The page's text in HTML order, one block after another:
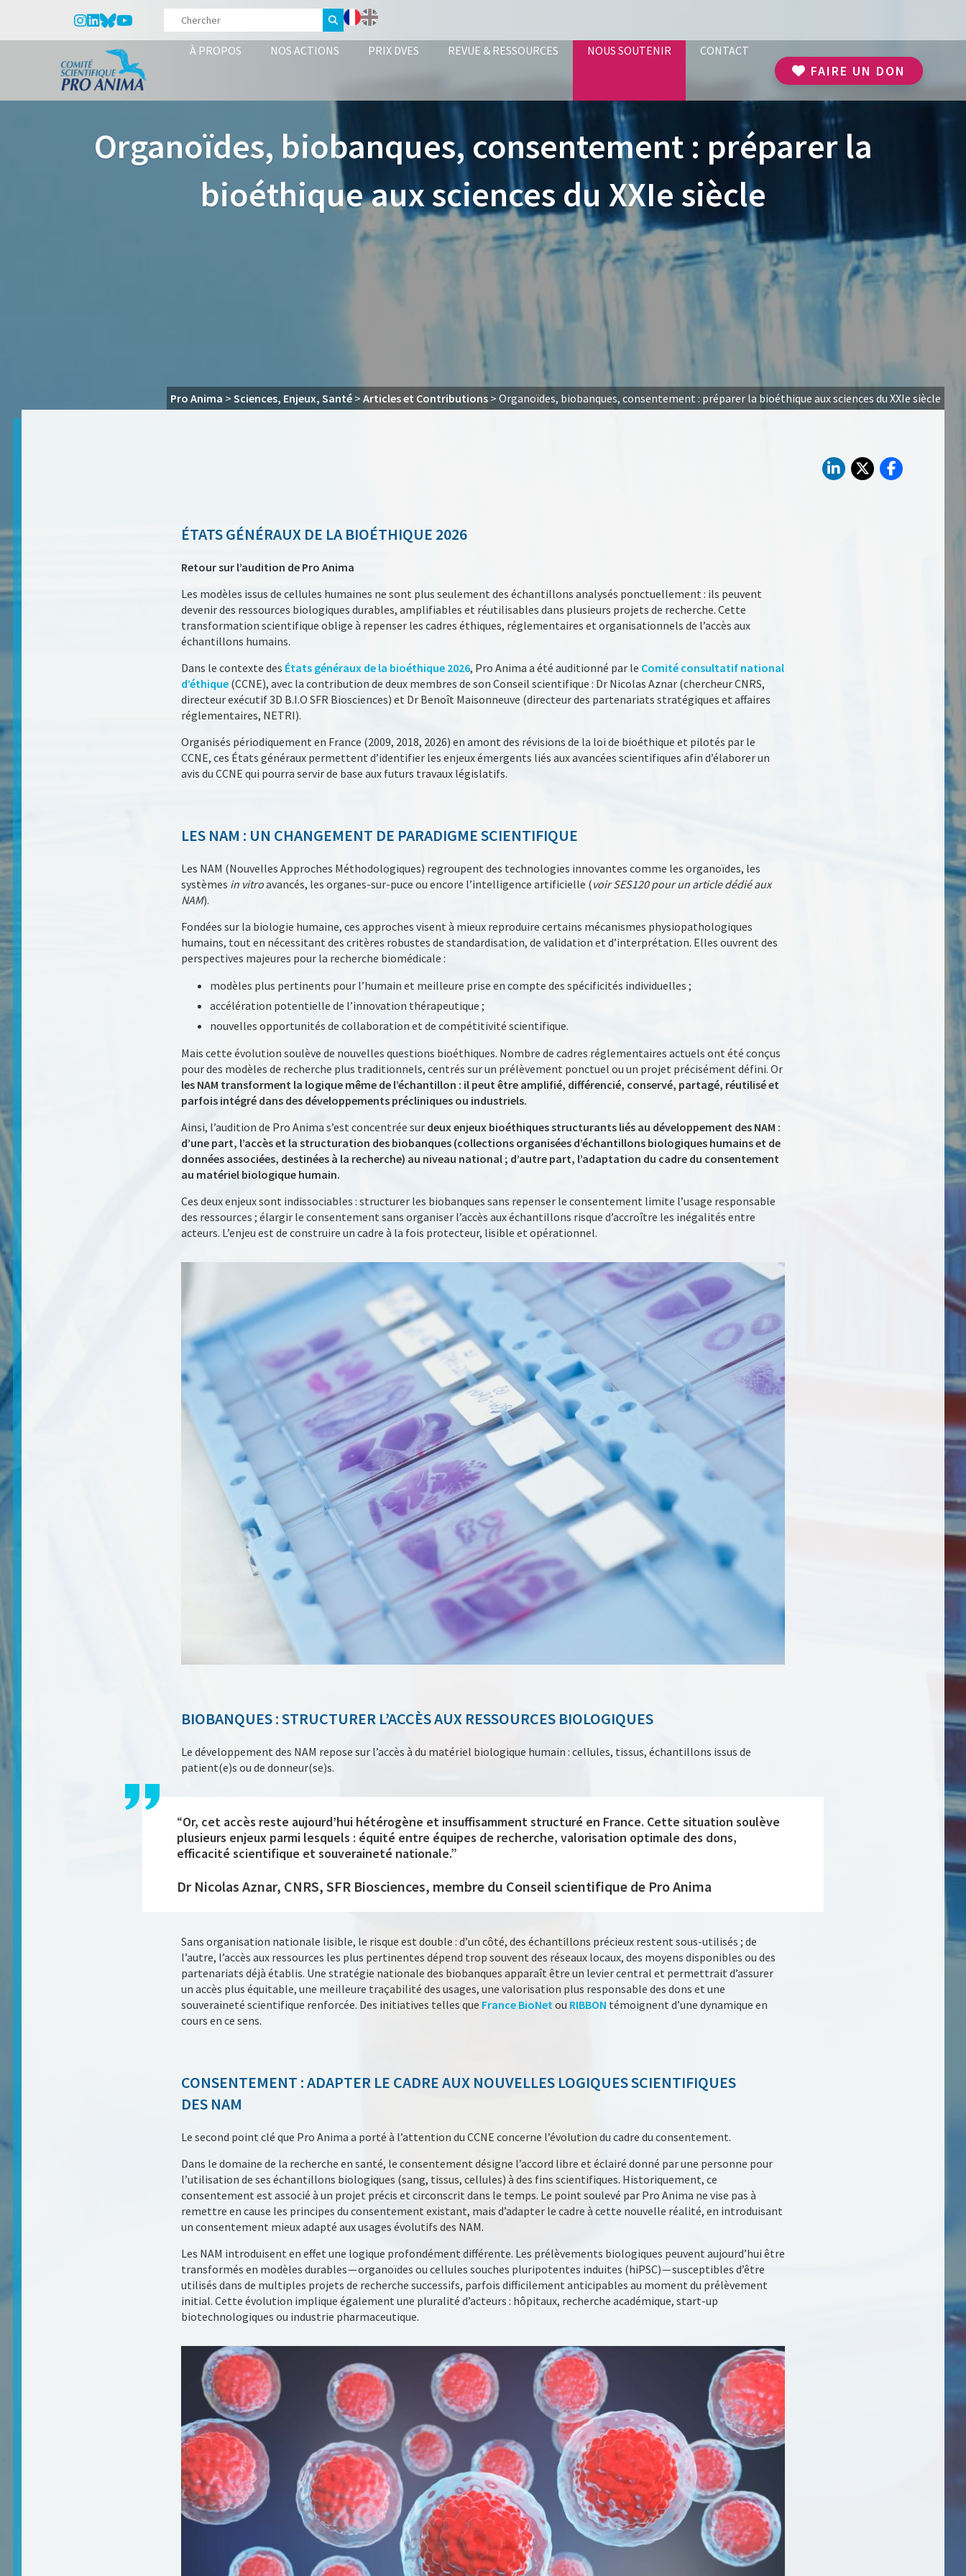
À PROPOS NOS ACTIONS PRIX DVES REVUE & RESSOURCES NOUS SOUTENIR CONTACT
FAIRE UN DON
Organoïdes, biobanques, consentement : préparer la
bioéthique aux sciences du XXIe siècle
Pro Anima > Sciences, Enjeux, Santé > Articles et Contributions > Organoïdes, biobanques, consentement : préparer la bioéthique aux sciences du XXIe siècle
ÉTATS GÉNÉRAUX DE LA BIOÉTHIQUE 2026
Retour sur l’audition de Pro Anima
Les modèles issus de cellules humaines ne sont plus seulement des échantillons analysés ponctuellement : ils peuvent
devenir des ressources biologiques durables, amplifiables et réutilisables dans plusieurs projets de recherche. Cette
transformation scientifique oblige à repenser les cadres éthiques, réglementaires et organisationnels de l’accès aux
échantillons humains.
Dans le contexte des États généraux de la bioéthique 2026, Pro Anima a été auditionné par le Comité consultatif national
d’éthique (CCNE), avec la contribution de deux membres de son Conseil scientifique : Dr Nicolas Aznar (chercheur CNRS,
directeur exécutif 3D B.I.O SFR Biosciences) et Dr Benoît Maisonneuve (directeur des partenariats stratégiques et affaires
réglementaires, NETRI).
Organisés périodiquement en France (2009, 2018, 2026) en amont des révisions de la loi de bioéthique et pilotés par le
CCNE, ces États généraux permettent d’identifier les enjeux émergents liés aux avancées scientifiques afin d’élaborer un
avis du CCNE qui pourra servir de base aux futurs travaux législatifs.
LES NAM : UN CHANGEMENT DE PARADIGME SCIENTIFIQUE
Les NAM (Nouvelles Approches Méthodologiques) regroupent des technologies innovantes comme les organoïdes, les
systèmes in vitroavancés, les organes-sur-puce ou encore l’intelligence artificielle (voir SES120 pour un article dédié aux
NAM).
Fondées sur la biologie humaine, ces approches visent à mieux reproduire certains mécanismes physiopathologiques
humains, tout en nécessitant des critères robustes de standardisation, de validation et d’interprétation. Elles ouvrent des
perspectives majeures pour la recherche biomédicale :
modèles plus pertinents pour l’humain et meilleure prise en compte des spécificités individuelles ;
accélération potentielle de l’innovation thérapeutique ;
nouvelles opportunités de collaboration et de compétitivité scientifique.
Mais cette évolution soulève de nouvelles questions bioéthiques. Nombre de cadres réglementaires actuels ont été conçus
pour des modèles de recherche plus traditionnels, centrés sur un prélèvement ponctuel ou un projet précisément défini. Or
les NAM transforment la logique même de l’échantillon : il peut être amplifié, différencié, conservé, partagé, réutilisé et
parfois intégré dans des développements précliniques ou industriels.
Ainsi, l’audition de Pro Anima s’est concentrée sur deux enjeux bioéthiques structurants liés au développement des NAM :
d’une part, l’accès et la structuration des biobanques (collections organisées d’échantillons biologiques humains et de
données associées, destinées à la recherche) au niveau national ; d’autre part, l’adaptation du cadre du consentement
au matériel biologique humain.
Ces deux enjeux sont indissociables : structurer les biobanques sans repenser le consentement limite l’usage responsable
des ressources ; élargir le consentement sans organiser l’accès aux échantillons risque d’accroître les inégalités entre
acteurs. L’enjeu est de construire un cadre à la fois protecteur, lisible et opérationnel.
BIOBANQUES : STRUCTURER L’ACCÈS AUX RESSOURCES BIOLOGIQUES
Le développement des NAM repose sur l’accès à du matériel biologique humain : cellules, tissus, échantillons issus de
patient(e)s ou de donneur(se)s.
“Or, cet accès reste aujourd’hui hétérogène et insuffisamment structuré en France. Cette situation soulève
plusieurs enjeux parmi lesquels : équité entre équipes de recherche, valorisation optimale des dons,
efficacité scientifique et souveraineté nationale.”
Dr Nicolas Aznar, CNRS, SFR Biosciences, membre du Conseil scientifique de Pro Anima
Sans organisation nationale lisible, le risque est double : d’un côté, des échantillons précieux restent sous-utilisés ; de
l’autre, l’accès aux ressources les plus pertinentes dépend trop souvent des réseaux locaux, des moyens disponibles ou des
partenariats déjà établis. Une stratégie nationale des biobanques apparaît être un levier central et permettrait d’assurer
un accès plus équitable, une meilleure traçabilité des usages, une valorisation plus responsable des dons et une
souveraineté scientifique renforcée. Des initiatives telles que France BioNetou RIBBON témoignent d’une dynamique en
cours en ce sens.
CONSENTEMENT : ADAPTER LE CADRE AUX NOUVELLES LOGIQUES SCIENTIFIQUES
DES NAM
Le second point clé que Pro Anima a porté à l’attention du CCNE concerne l’évolution du cadre du consentement.
Dans le domaine de la recherche en santé, le consentement désigne l’accord libre et éclairé donné par une personne pour
l’utilisation de ses échantillons biologiques (sang, tissus, cellules) à des fins scientifiques. Historiquement, ce
consentement est associé à un projet précis et circonscrit dans le temps. Le point soulevé par Pro Anima ne vise pas à
remettre en cause les principes du consentement existant, mais d’adapter le cadre à cette nouvelle réalité, en introduisant
un consentement mieux adapté aux usages évolutifs des NAM.
Les NAM introduisent en effet une logique profondément différente. Les prélèvements biologiques peuvent aujourd’hui être
transformés en modèles durables — organoïdes ou cellules souches pluripotentes induites (hiPSC) — susceptibles d’être
utilisés dans de multiples projets de recherche successifs, parfois difficilement anticipables au moment du prélèvement
initial. Cette évolution implique également une pluralité d’acteurs : hôpitaux, recherche académique, start-up
biotechnologiques ou industrie pharmaceutique.